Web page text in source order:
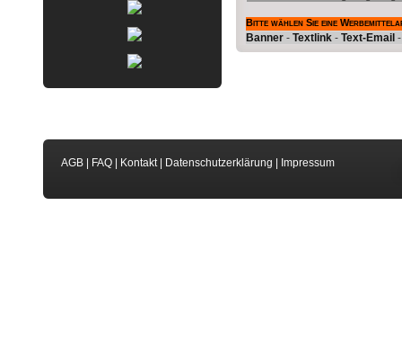
Bitte wählen Sie eine
Banner - Textlink - Text-Email
AGB FAQ Kontakt| Datenschutzerklärung Impressum